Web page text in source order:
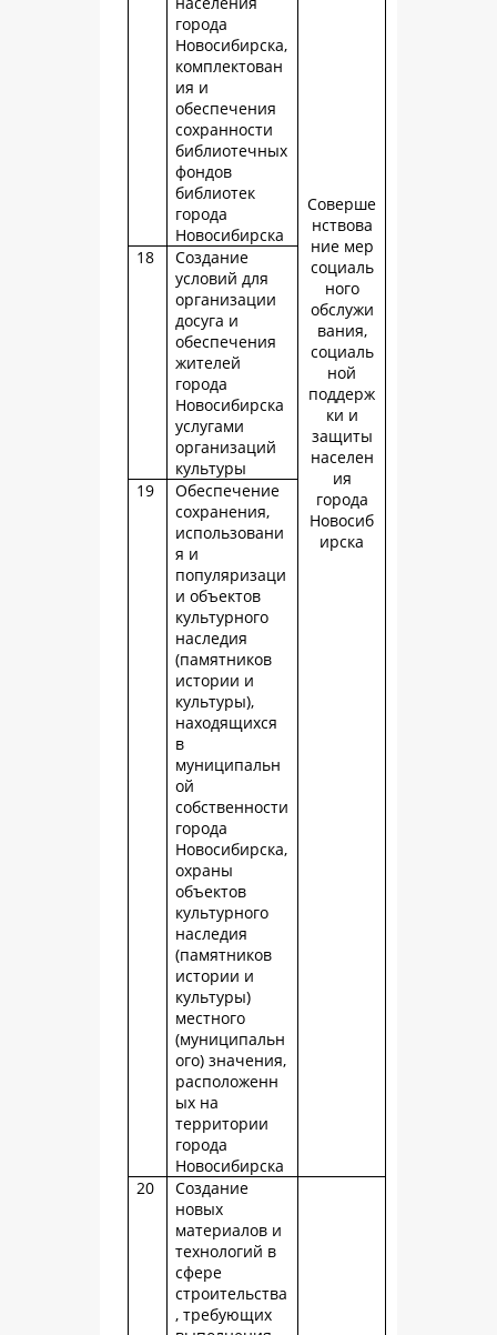
Соверше
нствова
ние мер
социаль
ного
обслужи
вания,
социаль
ной
поддерж
ки и
защиты
населен
ия
города
Новосиб
ирска
города
Новосибирска,
комплектован
ия и
обеспечения
сохранности
библиотечных
фондов
библиотек
города
Новосибирска
18
Создание
условий для
организации
досуга и
обеспечения
жителей
города
Новосибирска
услугами
организаций
культуры
19
Обеспечение
сохранения,
использовани
я и
популяризаци
и объектов
культурного
наследия
(памятников
истории и
культуры),
находящихся
в
муниципальн
ой
собственности
города
Новосибирска,
охраны
объектов
культурного
наследия
(памятников
истории и
культуры)
местного
(муниципальн
ого) значения,
расположенн
ых на
территории
города
Новосибирска
20
Создание
новых
материалов и
технологий в
сфере
строительства
, требующих